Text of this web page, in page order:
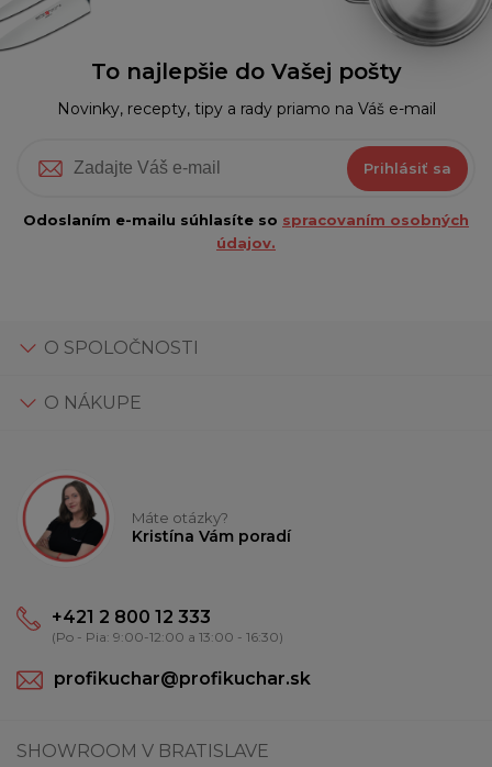
To najlepšie do Vašej pošty
Novinky, recepty, tipy a rady priamo na Váš e-mail
Prihlásiť sa
Odoslaním e-mailu súhlasíte so spracovaním osobných
údajov.
O SPOLOČNOSTI
O NÁKUPE
Máte otázky?
Kristína Vám poradí
+421 2 800 12 333
(Po - Pia: 9:00-12:00 a 13:00 - 16:30)
profikuchar@profikuchar.sk
SHOWROOM V BRATISLAVE